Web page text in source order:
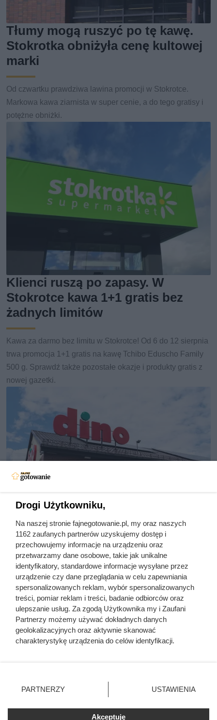
Tłumy mogą ruszyć po tę kawę.
Stokrotka obniżyła cenę kultowej
marki
Od czwartku prawdziwa lawina promocji w Stokrotce.
Markowa kawa ziarnista w super cenie, a do tego gratisy i
potężne obniżki.
Klienci ruszą po zapasy. W
Stokrotce kawa 1+1 gratis bez
żadnych limitów
Kawa za darmo bez limitu w Stokrotce! Od 6 do 12 sierpnia
trwa promocja 1+1 gratis na kawę Tchibo Eduscho Family
500 g. Sprawdź także pozostałe okazje i produkty gratis z
nowej gazetki.
Pożywny obiad za mniej niż 8 zł –
wystarczy dla dwóch osób
Flaki wołowe w promocji w Dino za mniej niż 8 zł. Sprawdź
szczegóły atrakcyjnej oferty i dowiedz się, do kiedy jest
ważna.
Inne serwisy Grupy KB.pl
Drogi Użytkowniku,
Na naszej stronie fajnegotowanie.pl, my oraz naszych
1162 zaufanych partnerów uzyskujemy dostęp i
przechowujemy informacje na urządzeniu oraz
przetwarzamy dane osobowe, takie jak unikalne
identyfikatory, standardowe informacje wysyłane przez
urządzenie czy dane przeglądania w celu zapewniania
spersonalizowanych reklam, wybór spersonalizowanych
treści, pomiar reklam i treści, badanie odbiorców oraz
ulepszanie usług. Za zgodą Użytkownika my i Zaufani
Partnerzy możemy używać dokładnych danych
geolokalizacyjnych oraz aktywnie skanować
charakterystykę urządzenia do celów identyfikacji.
zmienić/wycofać klikając przycisk ustawień prywatności
znajdujący się w lewym dolnym rogu strony
rodzaje przetwarzania danych nie wymagają zgody
użytkownika, ale masz prawo sprzeciwić się takiemu
PARTNERZY USTAWIENIA
Akceptuję